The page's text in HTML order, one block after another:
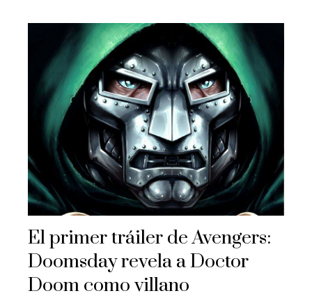
El primer tráiler de Avengers:
Doomsday revela a Doctor
Doom como villano